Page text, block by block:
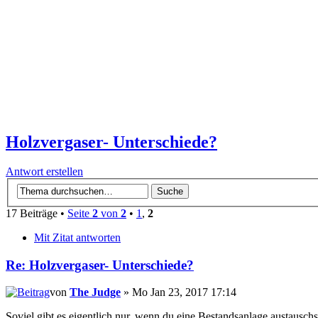
Holzvergaser- Unterschiede?
Antwort erstellen
17 Beiträge • Seite 2 von 2 • 1 , 2
Mit Zitat antworten
Re: Holzvergaser- Unterschiede?
von The Judge » Mo Jan 23, 2017 17:14